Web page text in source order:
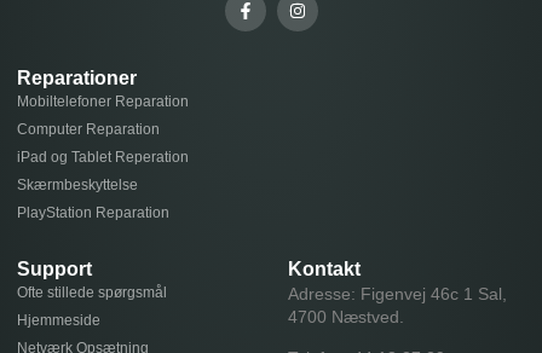
Reparationer
Mobiltelefoner Reparation
Computer Reparation
iPad og Tablet Reperation
Skærmbeskyttelse
PlayStation Reparation
Support
Ofte stillede spørgsmål
Hjemmeside
Netværk Opsætning
Kontakt
Adresse: Figenvej 46c 1 Sal,
4700 Næstved.